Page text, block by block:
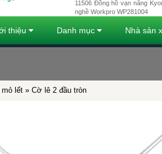
11506 Đồng hồ vạn năng
nghề Workpro WP281004
thiệu Danh mục Nhà sản
lết » Cờ lê 2 đầu tròn